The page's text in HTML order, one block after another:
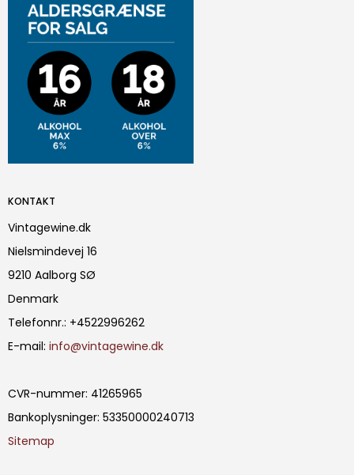
KONTAKT
Vintagewine.dk
Nielsmindevej 16
9210 Aalborg SØ
Denmark
Telefonnr.: +4522996262
E-mail: info@vintagewine.dk
CVR-nummer: 41265965
Bankoplysninger: 53350000240713
Sitemap